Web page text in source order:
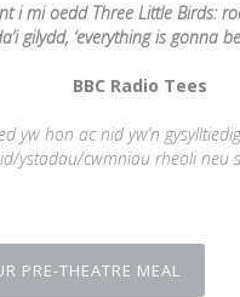
i mi oedd Three Little Birds:
gilydd, ‘everything is gonna
BBC Radio Tees
yw hon ac nid yw’n
ystadau/cwmnïau rheoli neu
PRE-THEATRE MEAL